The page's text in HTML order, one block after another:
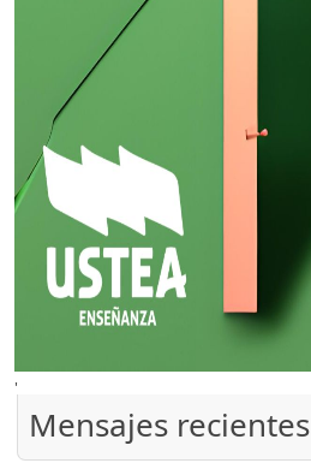
'
Mensajes recientes